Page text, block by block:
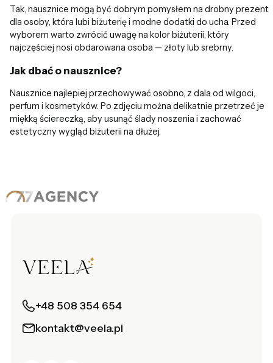
Tak, nausznice mogą być dobrym pomysłem na drobny prezent
dla osoby, która lubi biżuterię i modne dodatki do ucha. Przed
wyborem warto zwrócić uwagę na kolor biżuterii, który
najczęściej nosi obdarowana osoba — złoty lub srebrny.
Jak dbać o nausznice?
Nausznice najlepiej przechowywać osobno, z dala od wilgoci,
perfum i kosmetyków. Po zdjęciu można delikatnie przetrzeć je
miękką ściereczką, aby usunąć ślady noszenia i zachować
estetyczny wygląd biżuterii na dłużej.
+48 508 354 654
kontakt@veela.pl